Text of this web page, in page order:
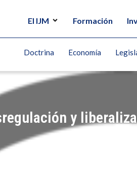
El IJM Formación
Doctrina Economía
y